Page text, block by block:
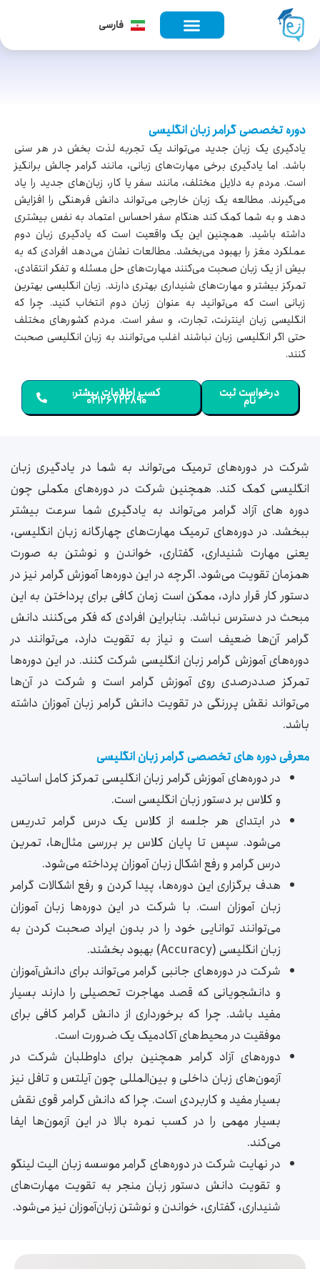
فارسی
Türkçe
دوره تخصصی گرامر زبان انگلیسی
یادگیری یک زبان جدید می‌تواند یک تجربه لذت بخش در هر سنی
باشد. اما یادگیری برخی مهارت‌های زبانی، مانند گرامر چالش برانگیز
است. مردم به دلایل مختلف، مانند سفر یا کار، زبان‌های جدید را یاد
می‌گیرند. مطالعه یک زبان خارجی می‌تواند دانش فرهنگی را افزایش
دهد و به شما کمک کند هنگام سفر احساس اعتماد به نفس بیشتری
داشته باشید. همچنین این یک واقعیت است که یادگیری زبان دوم
عملکرد مغز را بهبود می‌بخشد. مطالعات نشان می‌دهد افرادی که به
بیش از یک زبان صحبت می‌کنند مهارت‌های حل مسئله و تفکر انتقادی،
تمرکز بیشتر و مهارت‌های شنیداری بهتری دارند. زبان انگلیسی بهترین
زبانی است که می‌توانید به عنوان زبان دوم انتخاب کنید. چرا که
انگلیسی زبان اینترنت، تجارت، و سفر است. مردم کشورهای مختلف
حتی اگر انگلیسی زبان نباشند اغلب می‌توانند به زبان انگلیسی صحبت
کنند.
درخواست ثبت
نام کسب اطلاعات بیشتر:
۰۲۱۲۶۷۲۲۸۹۰
شرکت در دوره‌های ترمیک می‌تواند به شما در یادگیری زبان
انگلیسی کمک کند. همچنین شرکت در دوره‌های مکملی چون
دوره های آزاد گرامر می‌تواند به یادگیری شما سرعت بیشتر
ببخشد. در دوره‌های ترمیک مهارت‌های چهارگانه زبان انگلیسی،
یعنی مهارت شنیداری، گفتاری، خواندن و نوشتن به صورت
همزمان تقویت می‌شود. اگرچه در این دوره‌ها آموزش گرامر نیز در
دستور کار قرار دارد، ممکن است زمان کافی برای پرداختن به این
مبحث در دسترس نباشد. بنابراین افرادی که فکر می‌کنند دانش
گرامر آن‌ها ضعیف است و نیاز به تقویت دارد، می‌توانند در
دوره‌های آموزش گرامر زبان انگلیسی شرکت کنند. در این دوره‌ها
تمرکز صد‌در‌صدی روی آموزش گرامر است و شرکت در آن‌ها
می‌تواند نقش پررنگی در تقویت دانش گرامر زبان آموزان داشته
باشد.
معرفی دوره های تخصصی گرامر زبان انگلیسی
در دوره‌های آموزش گرامر زبان انگلیسی تمرکز کامل اساتید
و کلاس بر دستور زبان انگلیسی است.
در ابتدای هر جلسه از کلاس یک درس گرامر تدریس
می‌شود. سپس تا پایان کلاس بر بررسی مثال‌ها، تمرین
درس گرامر و رفع اشکال زبان آموزان پرداخته می‌شود.
هدف برگزاری این دوره‌‌ها، پیدا کردن و رفع اشکالات گرامر
زبان آموزان است. با شرکت در این دوره‌ها زبان آموزان
می‌توانند توانایی خود را در بدون ایراد صحبت کردن به
زبان انگلیسی (Accuracy) بهبود بخشند.
شرکت در دوره‌های جانبی گرامر می‌تواند برای دانش‌آموزان
و دانشجویانی که قصد مهاجرت تحصیلی را دارند بسیار
مفید باشد. چرا که برخورداری از دانش گرامر کافی برای
موفقیت در محیط‌های آکادمیک یک ضرورت است.
دوره‌های آزاد گرامر همچنین برای داوطلبان شرکت در
آزمون‌های زبان داخلی و بین‌المللی چون آیلتس و تافل نیز
بسیار مفید و کاربردی است. چرا که دانش گرامر قوی نقش
بسیار مهمی را در کسب نمره بالا در این آزمون‌ها ایفا
می‌کند.
در نهایت شرکت در دوره‌های گرامر موسسه زبان الیت لینگو
و تقویت دانش دستور زبان منجر به تقویت مهارت‌های
شنیداری، گفتاری، خواندن و نوشتن زبان‌آموزان نیز می‌شود.